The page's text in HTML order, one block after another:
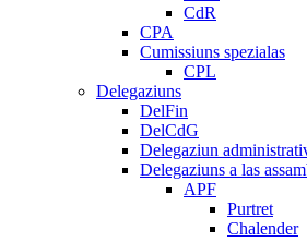
CdR
CPA
Cumissiuns spezialas
CPL
Delegaziuns
DelFin
DelCdG
Delegaziun
Delegaziuns a las
APF
Purtret
Chalender